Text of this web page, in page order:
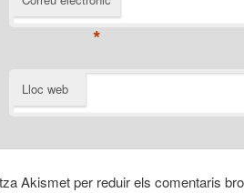
*
Lloc web
Akismet per reduir els comentaris